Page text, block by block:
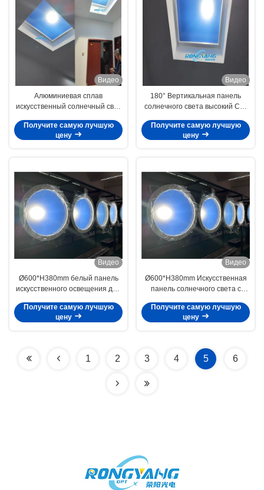
Видео
Алюминиевая сплав
искусственный солнечный свет
источником света для
индивидуального освещения
Получите самую лучшую
цену
Видео
180° Вертикальная панель
солнечного света высокий CRI
освещения
Получите самую лучшую
цену
Видео
Ø600*H380mm белый панель
искусственного освещения для
осветительных решений
Получите самую лучшую
цену
Видео
Ø600*H380mm Искусственная
панель солнечного света с
Получите самую лучшую
цену
1 2 3 4 5 6